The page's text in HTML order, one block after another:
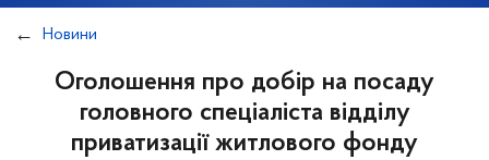
Новини
Оголошення про добір на посаду
головного спеціаліста відділу
приватизації житлового фонду